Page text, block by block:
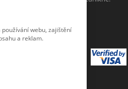
webu, zajištění
a reklam.